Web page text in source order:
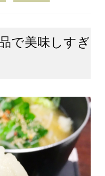
で美味しすぎ